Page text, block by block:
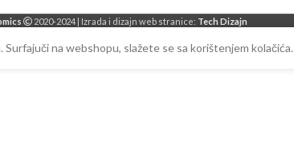
2020-2024 | Izrada i dizajn web stranice: Tech Dizajn
na webshopu, slažete se sa korištenjem kolačića.